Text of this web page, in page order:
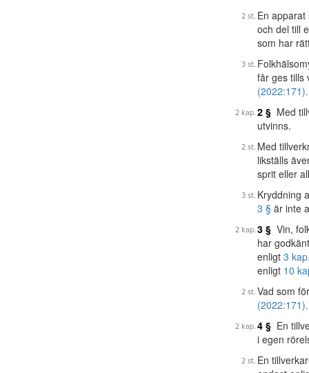
En
och del till
som har
får ges tills
(2022:171).
2 § Med
utvinns.
Med
likställs
sprit eller
Kryddning
3 § är inte
3 § Vin,
har
enligt 3
enligt 10
Vad som
(2022:171).
4 § En
i egen
En